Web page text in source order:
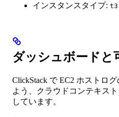
インスタンスタイプ:
ダッシュボードと
ClickStack で EC2 ホストロ
よう、クラウドコンテキス
しています。